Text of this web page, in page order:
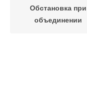
Обстановка при
объединении